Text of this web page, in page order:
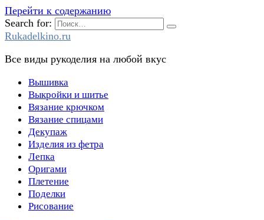
Перейти к содержанию
Search for:
Rukadelkino.ru
Все виды рукоделия на любой вкус
Вышивка
Выкройки и шитье
Вязание крючком
Вязание спицами
Декупаж
Изделия из фетра
Лепка
Оригами
Плетение
Поделки
Рисование